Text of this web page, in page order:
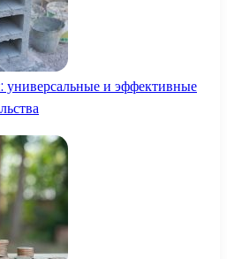
универсальные и эффективные